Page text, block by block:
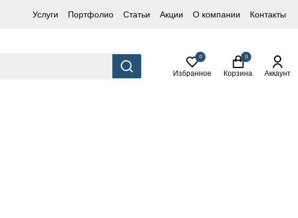
Услуги Портфолио Статьи Акции О компании Контакты
0
Избранное
0
Корзина Аккаунт